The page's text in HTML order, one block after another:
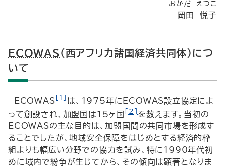
おかだ えつこ
岡田 悦子
ECOWAS （西アフリカ諸国経済共同体）につ
いて
ECOWAS [1] は、1975年に ECOWAS設立協定によ
って創設され、加盟国は15ヶ国 [2] を数えます。当初の
ECOWASの主な目的は、加盟国間の共同市場を形成す
ることでしたが、地域安全保障をはじめとする経済的枠
組よりも幅広い分野での協力を試み、特に1990年代初
めに域内で紛争が生じてから、その傾向は顕著となりま